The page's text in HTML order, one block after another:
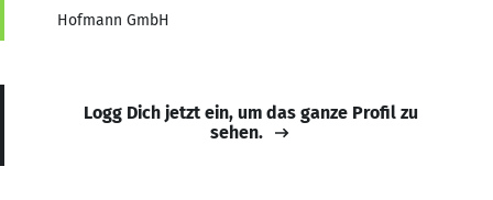
Hofmann GmbH
Logg Dich jetzt ein, um das ganze Profil zu
sehen.